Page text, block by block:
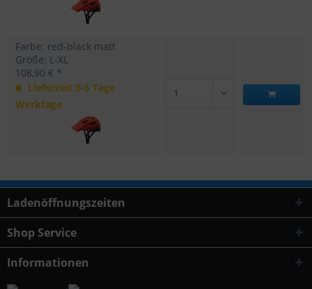
Farbe: red-black matt
Größe: L-XL
108,90 € *
Lieferzeit 3-5 Tage
Werktage
Ladenöffnungszeiten
Shop Service
Informationen